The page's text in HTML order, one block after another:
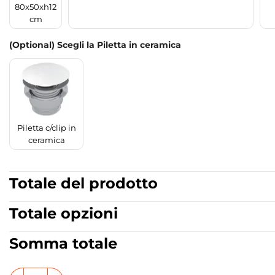
80x50xh12
cm
(Optional) Scegli la Piletta in ceramica
Piletta c/clip in
ceramica
Totale del prodotto
Totale opzioni
Somma totale